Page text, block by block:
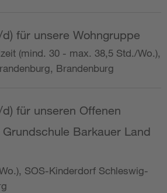
für unsere Wohngruppe
(mind. 30 - max. 38,5 Std./Wo.),
Brandenburg
für unseren Offenen
Barkauer Land
SOS-Kinderdorf Schleswig-